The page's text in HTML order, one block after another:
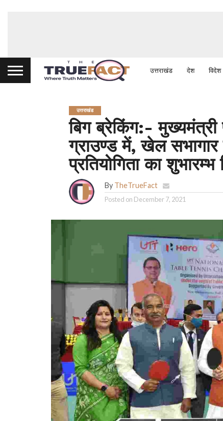
उत्तराखंड देश विदेश
उत्तराखंड
बिग ब्रेकिंग:- मुख्यमंत्री
ग्राउण्ड में, खेल सभागार
प्रतियोगिता का शुभारम्भ
By TheTrueFact
Posted on December 7, 2021